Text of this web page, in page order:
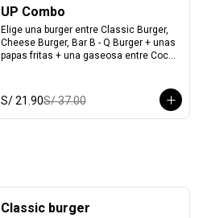
UP Combo
Elige una burger entre Classic Burger,
Cheese Burger, Bar B - Q Burger + unas
papas fritas + una gaseosa entre Coca
S/ 21.90S/ 37.00
Classic burger